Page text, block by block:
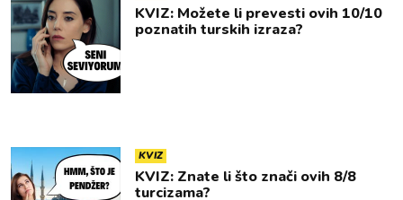
KVIZ: Možete li prevesti ovih 10/10
poznatih turskih izraza?
KVIZ
KVIZ: Znate li što znači ovih 8/8
turcizama?